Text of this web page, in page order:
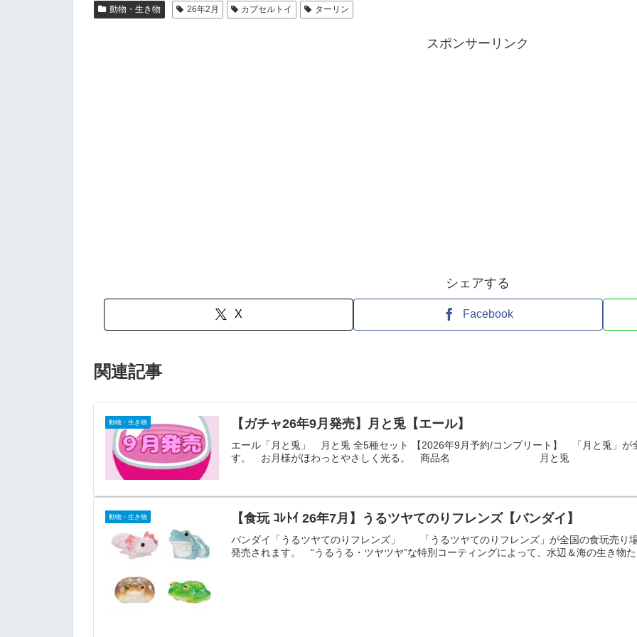
動物・生き物 26年2月 カプセルトイ ターリン
スポンサーリンク
シェアする
X Facebook
関連記事
動物・生き物 【ガチャ26年9月発売】月と兎【エール】
エール「月と兎」 月と兎 全5種セット 【2026年9月予約/コンプリート】 「月と兎」が
す。 お月様がほわっとやさしく光る。 商品名 月と兎 メ
動物・生き物 【食玩 ｺﾚﾄｲ 26年7月】うるツヤてのりフレンズ【バンダイ】
バンダイ「うるツヤてのりフレンズ」 「うるツヤてのりフレンズ」が全国の食玩売り
発売されます。 “うるうる・ツヤツヤ”な特別コーティングによって、水辺＆海の生き物